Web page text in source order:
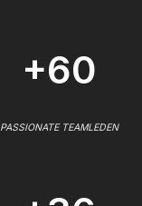
+60
PASSIONATE TEAMLEDEN